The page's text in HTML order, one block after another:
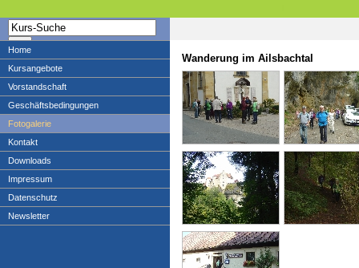
Home
Kursangebote
Vorstandschaft
Geschäftsbedingungen
Fotogalerie
Kontakt
Downloads
Impressum
Datenschutz
Newsletter
Wanderung im Ailsbachtal